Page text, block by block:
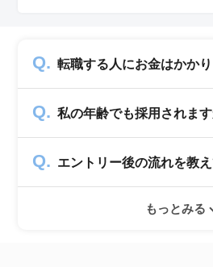
転職する人にお金はかか
していますので、転職希
一切発生致しません。
私の年齢でも採用されま
業のみ掲載をしています。
就職実績も多数あります
ぜひ紹介依頼へ進んでくだ
エントリー後の流れを教
ーとヒアリングのお時間
もっとみる